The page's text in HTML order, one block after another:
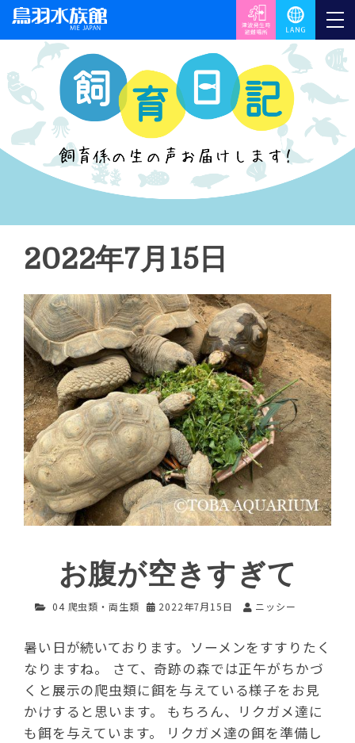
2022年7月15日
お腹が空きすぎて
04 爬虫類・両生類 2022年7月15日 ニッシー
暑い日が続いております。ソーメンをすすりたく
なりますね。 さて、奇跡の森では正午がちかづ
くと展示の爬虫類に餌を与えている様子をお見
かけすると思います。 もちろん、リクガメ達に
も餌を与えています。 リクガメ達の餌を準備し